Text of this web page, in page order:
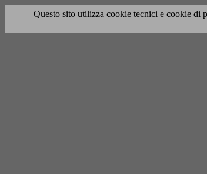
Questo sito utilizza cookie tecnici e cookie di